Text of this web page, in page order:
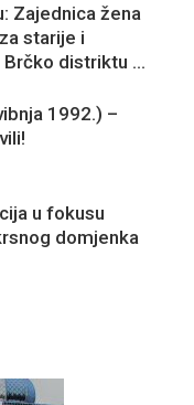
Zajednica žena
starije i
distriktu ...
1992.) –
u fokusu
domjenka